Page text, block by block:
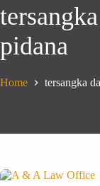
pidana
Home tersangka